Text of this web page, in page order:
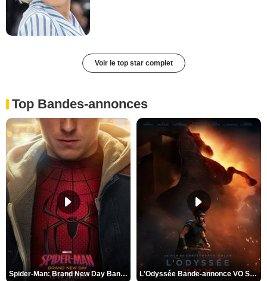
Voir le top star complet
Top Bandes-annonces
Spider-Man: Brand New Day Bande-annonce VO STFR L'Odyssée Bande-annonce VO STFR